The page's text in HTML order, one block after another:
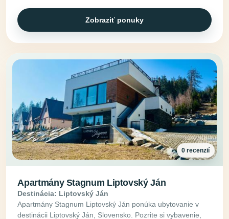
Zobraziť ponuky
0 recenzií
Apartmány Stagnum Liptovský Ján
Destinácia: Liptovský Ján
Apartmány Stagnum Liptovský Ján ponúka ubytovanie v
destinácii Liptovský Ján, Slovensko. Pozrite si vybavenie,